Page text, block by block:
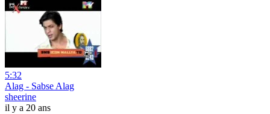
5:32
Alag - Sabse Alag
sheerine
il y a 20 ans